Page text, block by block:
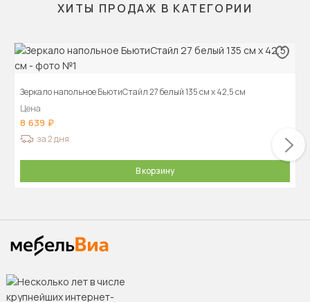
ХИТЫ ПРОДАЖ В КАТЕГОРИИ
Зеркало напольное БьютиСтайл 27 белый 135 см х 42,5 см
Цена
8 639
за 2 дня
В корзину